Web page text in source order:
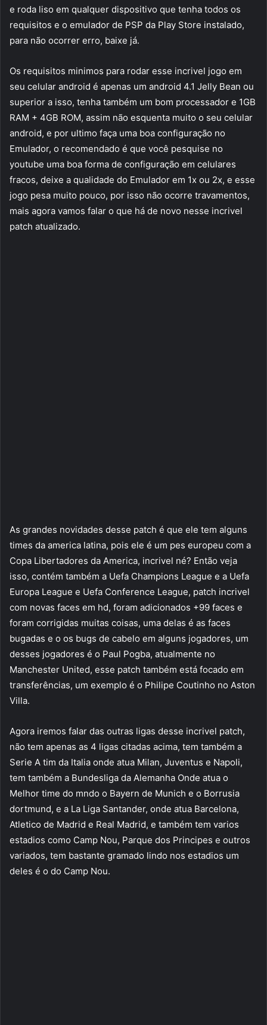
e roda liso em qualquer dispositivo que tenha todos os
requisitos e o emulador de PSP da Play Store instalado,
para não ocorrer erro, baixe já.
Os requisitos minimos para rodar esse incrivel jogo em
seu celular android é apenas um android 4.1 Jelly Bean ou
superior a isso, tenha também um bom processador e 1GB
RAM + 4GB ROM, assim não esquenta muito o seu celular
android, e por ultimo faça uma boa configuração no
Emulador, o recomendado é que você pesquise no
youtube uma boa forma de configuração em celulares
fracos, deixe a qualidade do Emulador em 1x ou 2x, e esse
jogo pesa muito pouco, por isso não ocorre travamentos,
mais agora vamos falar o que há de novo nesse incrivel
patch atualizado.
As grandes novidades desse patch é que ele tem alguns
times da america latina, pois ele é um pes europeu com a
Copa Libertadores da America, incrivel né? Então veja
isso, contém também a Uefa Champions League e a Uefa
Europa League e Uefa Conference League, patch incrivel
com novas faces em hd, foram adicionados +99 faces e
foram corrigidas muitas coisas, uma delas é as faces
bugadas e o os bugs de cabelo em alguns jogadores, um
desses jogadores é o Paul Pogba, atualmente no
Manchester United, esse patch também está focado em
transferências, um exemplo é o Philipe Coutinho no Aston
Villa.
Agora iremos falar das outras ligas desse incrivel patch,
não tem apenas as 4 ligas citadas acima, tem também a
Serie A tim da Italia onde atua Milan, Juventus e Napoli,
tem também a Bundesliga da Alemanha Onde atua o
Melhor time do mndo o Bayern de Munich e o Borrusia
dortmund, e a La Liga Santander, onde atua Barcelona,
Atletico de Madrid e Real Madrid, e também tem varios
estadios como Camp Nou, Parque dos Principes e outros
variados, tem bastante gramado lindo nos estadios um
deles é o do Camp Nou.